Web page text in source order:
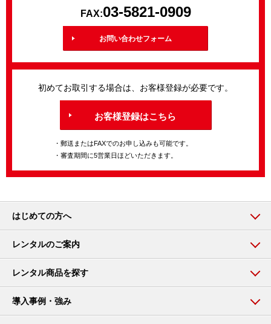
FAX:03-5821-0909
お問い合わせフォーム
初めてお取引する場合は、お客様登録が必要です。
お客様登録はこちら
・郵送またはFAXでのお申し込みも可能です。
・審査期間に5営業日ほどいただきます。
はじめての方へ
レンタルのご案内
レンタル商品を探す
導入事例・強み